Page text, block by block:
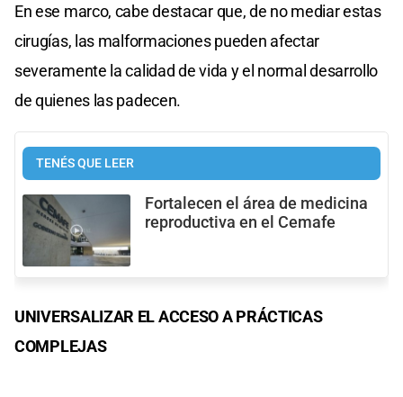
En ese marco, cabe destacar que, de no mediar estas
cirugías, las malformaciones pueden afectar
severamente la calidad de vida y el normal desarrollo
de quienes las padecen.
TENÉS QUE LEER
Fortalecen el área de medicina
reproductiva en el Cemafe
UNIVERSALIZAR EL ACCESO A PRÁCTICAS
COMPLEJAS